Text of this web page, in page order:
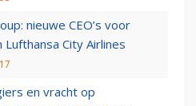
nieuwe CEO’s voor
Lufthansa City Airlines
en vracht op